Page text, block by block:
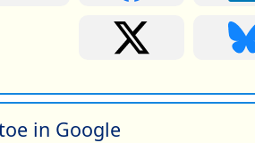
in Google